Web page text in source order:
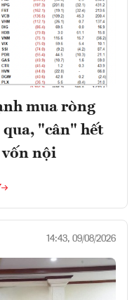
mua ròng
"cân" hết
vốn nội
14:43, 09/08/2026